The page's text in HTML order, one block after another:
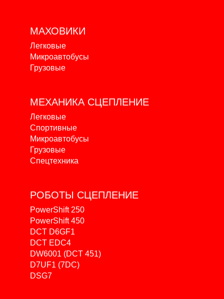
МАХОВИКИ
Легковые
Микроавтобусы
Грузовые
МЕХАНИКА СЦЕПЛЕНИЕ
Легковые
Спортивные
Микроавтобусы
Грузовые
Спецтехника
РОБОТЫ СЦЕПЛЕНИЕ
PowerShift 250
PowerShift 450
DCT D6GF1
DCT EDC4
DW6001 (DCT 451)
D7UF1 (7DC)
DSG7